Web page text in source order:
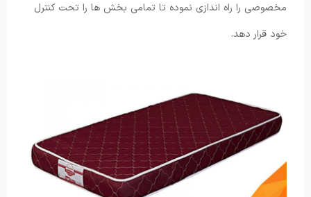
مخصوصی را راه اندازی نموده تا تمامی بخش ها را تحت کنترل
خود قرار دهد.